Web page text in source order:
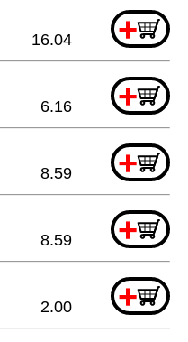
+
16.04
+
6.16
+
8.59
+
8.59
+
2.00